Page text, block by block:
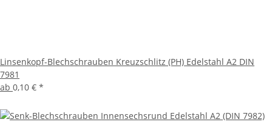
Linsenkopf-Blechschrauben Kreuzschlitz (PH) Edelstahl A2 DIN
7981
ab 0,10 € *